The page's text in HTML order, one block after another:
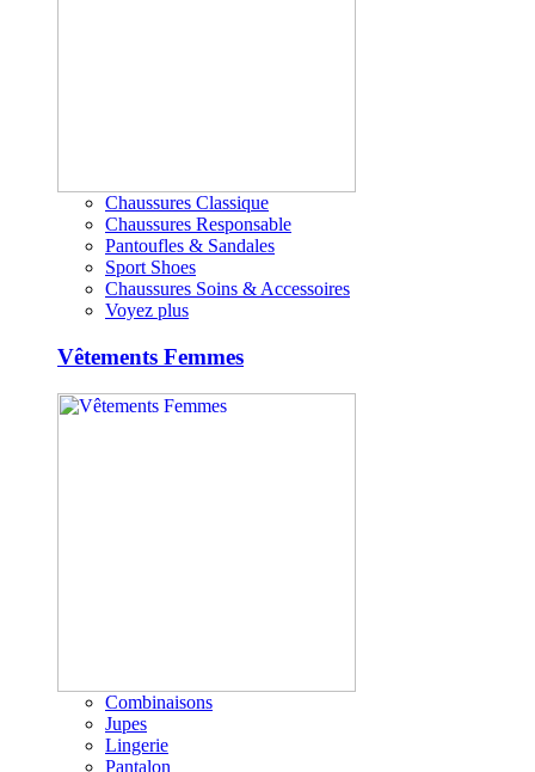
Chaussures Classique
Chaussures Responsable
Pantoufles & Sandales
Sport Shoes
Chaussures Soins & Accessoires
Voyez plus
Vêtements Femmes
Combinaisons
Jupes
Lingerie
Pantalon